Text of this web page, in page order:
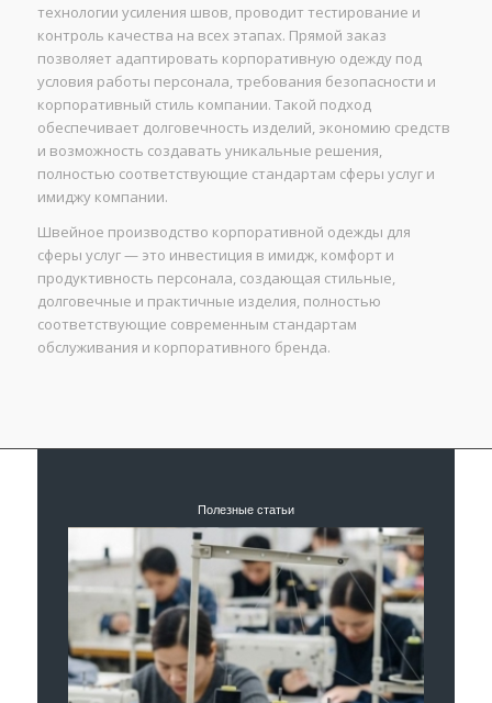
технологии усиления швов, проводит тестирование и
контроль качества на всех этапах. Прямой заказ
позволяет адаптировать корпоративную одежду под
условия работы персонала, требования безопасности и
корпоративный стиль компании. Такой подход
обеспечивает долговечность изделий, экономию средств
и возможность создавать уникальные решения,
полностью соответствующие стандартам сферы услуг и
имиджу компании.
Швейное производство корпоративной одежды для
сферы услуг — это инвестиция в имидж, комфорт и
продуктивность персонала, создающая стильные,
долговечные и практичные изделия, полностью
соответствующие современным стандартам
обслуживания и корпоративного бренда.
Полезные статьи